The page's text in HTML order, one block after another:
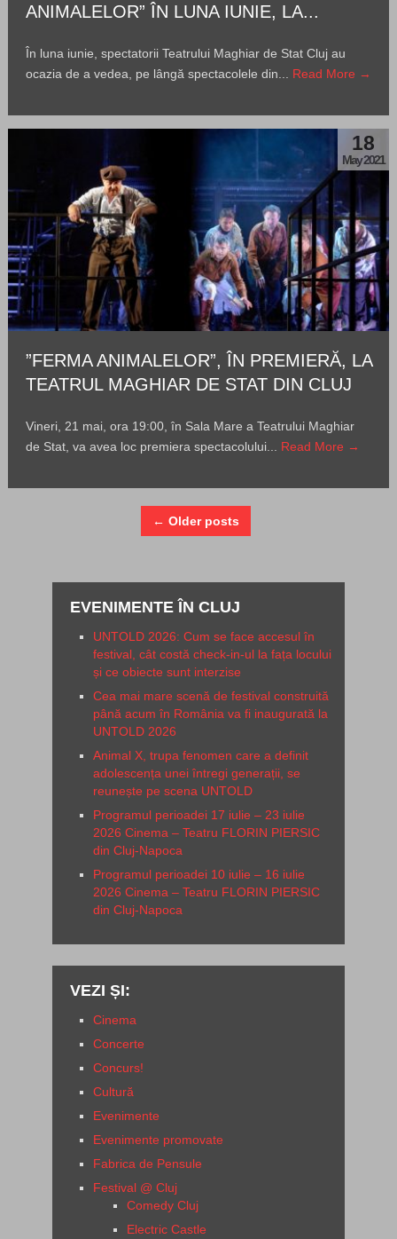
ANIMALELOR” ÎN LUNA IUNIE, LA...
În luna iunie, spectatorii Teatrului Maghiar de Stat Cluj au
ocazia de a vedea, pe lângă spectacolele din... Read More →
18
May 2021
”FERMA ANIMALELOR”, ÎN PREMIERĂ, LA
TEATRUL MAGHIAR DE STAT DIN CLUJ
Vineri, 21 mai, ora 19:00, în Sala Mare a Teatrului Maghiar
de Stat, va avea loc premiera spectacolului... Read More →
← Older posts
EVENIMENTE ÎN CLUJ
UNTOLD 2026: Cum se face accesul în
festival, cât costă check-in-ul la fața locului
și ce obiecte sunt interzise
Cea mai mare scenă de festival construită
până acum în România va fi inaugurată la
UNTOLD 2026
Animal X, trupa fenomen care a definit
adolescența unei întregi generații, se
reunește pe scena UNTOLD
Programul perioadei 17 iulie – 23 iulie
2026 Cinema – Teatru FLORIN PIERSIC
din Cluj-Napoca
Programul perioadei 10 iulie – 16 iulie
2026 Cinema – Teatru FLORIN PIERSIC
din Cluj-Napoca
VEZI ȘI:
Cinema
Concerte
Concurs!
Cultură
Evenimente
Evenimente promovate
Fabrica de Pensule
Festival @ Cluj
Comedy Cluj
Electric Castle